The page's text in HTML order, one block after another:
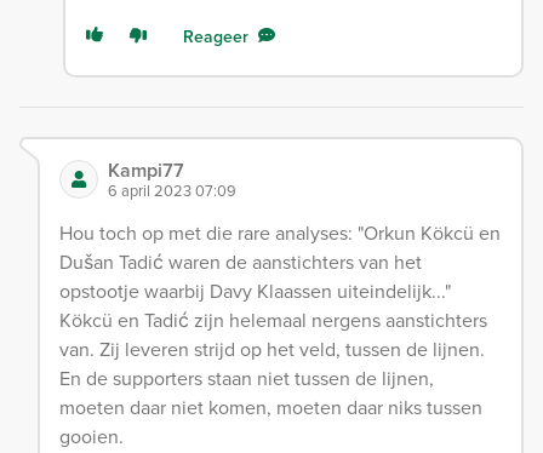
Reageer
Kampi77
6 april 2023 07:09
Hou toch op met die rare analyses: "Orkun Kökcü en
Dušan Tadić waren de aanstichters van het
opstootje waarbij Davy Klaassen uiteindelijk..."
Kökcü en Tadić zijn helemaal nergens aanstichters
van. Zij leveren strijd op het veld, tussen de lijnen.
En de supporters staan niet tussen de lijnen,
moeten daar niet komen, moeten daar niks tussen
gooien.